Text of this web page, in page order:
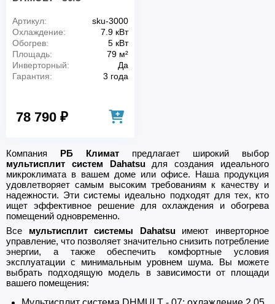
Артикул:
sku-3000
Охлаждение:
7.9 кВт
Обогрев:
5 кВт
Площадь:
79 м²
Инверторный:
Да
Гарантия:
3 года
78 790 ₽
Компания РБ Климат предлагает широкий выбор
мультисплит систем Dahatsuдля создания идеального
микроклимата в вашем доме или офисе. Наша продукция
удовлетворяет самым высоким требованиям к качеству и
надежности. Эти системы идеально подходят для тех, кто
ищет эффективное решение для охлаждения и обогрева
помещений одновременно.
Все мультисплит системы Dahatsuимеют инверторное
управление, что позволяет значительно снизить потребление
энергии, а также обеспечить комфортные условия
эксплуатации с минимальным уровнем шума. Вы можете
выбрать подходящую модель в зависимости от площади
вашего помещения: